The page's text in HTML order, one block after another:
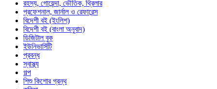
রহস্য, গোয়েন্দা, ভৌতিক, থ্রিলার
প্রফেশনাল, জার্নাল ও রেফারেন্স
বিদেশী বই (ইংলিশ)
বিদেশী বই (বাংলা অনুবাদ)
ডিজিটাল বুক
ইউনিভার্সিটি
প্রবন্ধ
স্বাস্থ্য
গল্প
শিশু কিশোর গ্রন্থ